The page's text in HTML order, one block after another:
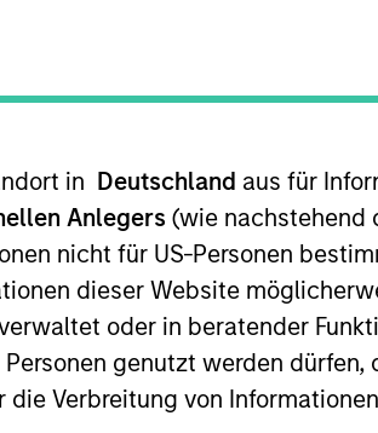
in Deutschland aus für
Anlegers (wie nachstehend
nicht für US-Personen
dieser Website
oder in beratender
genutzt werden
Verbreitung von
Process Portfolio
quality compounders and
characterized by high
more cyclical, with improving